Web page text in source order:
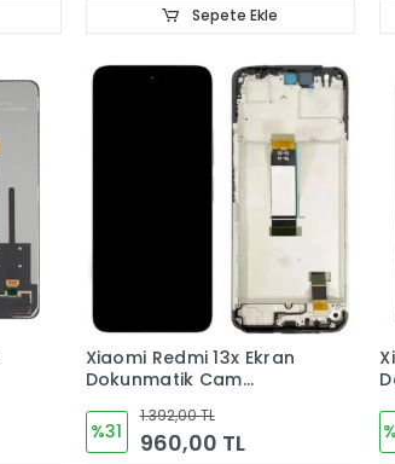
Sepete Ekle
Xiaomi Redmi 13x Ekran
Dokunmatik Cam
%31
1.392,00 TL
960,00 TL